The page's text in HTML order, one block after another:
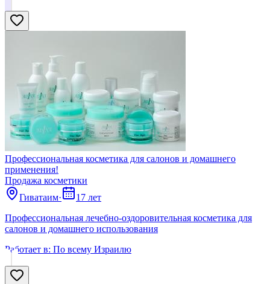
Профессиональная косметика для салонов и домашнего
применения!
Продажа косметики
Гиватаим·
17 лет
Профессиональная лечебно-оздоровительная косметика для
салонов и домашнего использования
Работает в: По всему Израилю